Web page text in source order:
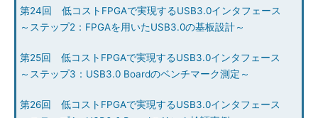
第24回 低コストFPGAで実現するUSB3.0インタフェース
～ステップ2：FPGAを用いたUSB3.0の基板設計～
第25回 低コストFPGAで実現するUSB3.0インタフェース
～ステップ3：USB3.0 Boardのベンチマーク測定～
第26回 低コストFPGAで実現するUSB3.0インタフェース